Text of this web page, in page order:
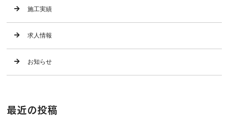
施工実績
求人情報
お知らせ
最近の投稿